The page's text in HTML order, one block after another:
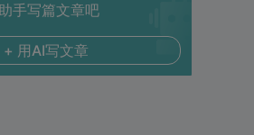
手写篇文章吧
+ 用AI写文章